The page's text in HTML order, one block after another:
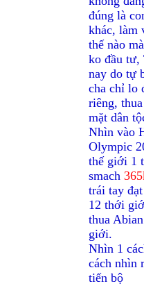
đúng là
khác, làm
thế nào
ko đầu tư,
nay do tự
cha chỉ lo
riêng,
mặt dân
Nhìn vào
Olympic
thế giới 1
smach
trái tay
12 thới
thua
giới.
Nhìn 1
cách nhìn
tiến bộ